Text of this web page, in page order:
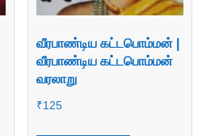
வீரபாண்டிய கட்டபொம்மன் |
வீரபாண்டிய கட்டபொம்மன்
வரலாறு
₹125